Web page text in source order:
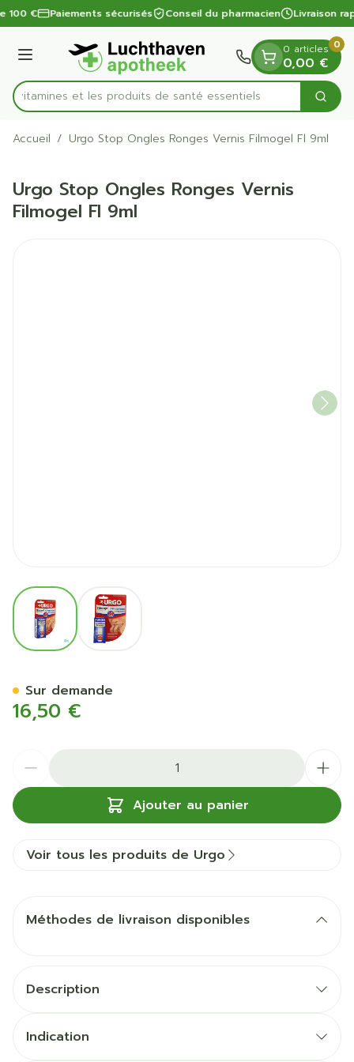
Aller au contenu
1 de 1
100 € Paiements sécurisés Conseil du pharmacien Livraison
Menu
Rechercher
vitamines et les produits de santé essentiels
0 articles
0,00 €
0
Accueil / Urgo Stop Ongles Ronges Vernis Filmogel Fl 9ml
Urgo Stop Ongles Ronges Vernis
Filmogel Fl 9ml
View larger imageView larger image
16,50 €
Ajouter au panier
Sur demande
Voir tous les produits de Urgo
Méthodes de livraison disponibles
Description
Indication